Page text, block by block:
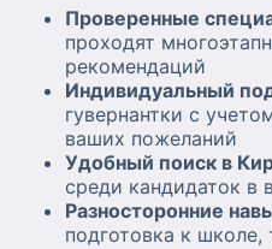
Проверенные
проходят
рекомендаций
Индивидуальный
гувернантки с
ваших пожеланий
Удобный поиск в
среди кандидаток в
Разносторонние
подготовка к школе,